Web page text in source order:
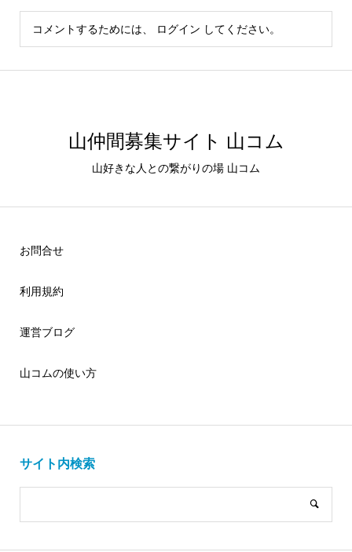
コメントするためには、 ログイン してください。
山仲間募集サイト 山コム
山好きな人との繋がりの場 山コム
お問合せ
利用規約
運営ブログ
山コムの使い方
サイト内検索